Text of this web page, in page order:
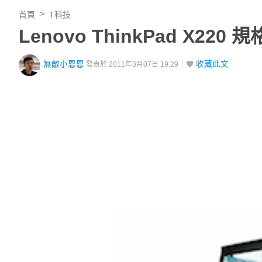
首頁 T科技
Lenovo ThinkPad X220 規
無敵小恩恩 發表於 2011年3月07日 19:29 收藏此文